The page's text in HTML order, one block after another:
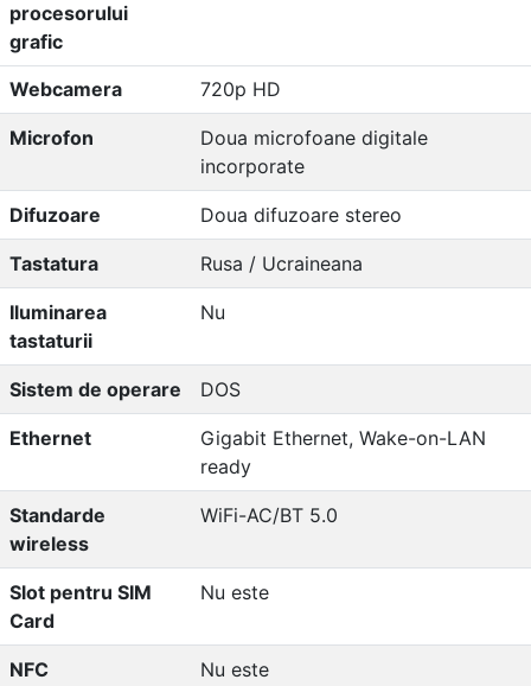
procesorului
grafic
Webcamera 720p HD
Microfon
Doua microfoane digitale
incorporate
Difuzoare Doua difuzoare stereo
Tastatura Rusa / Ucraineana
Iluminarea
tastaturii
Nu
Sistem de operare DOS
Ethernet
Gigabit Ethernet, Wake-on-LAN
ready
Standarde
wireless
WiFi-AC/BT 5.0
Slot pentru SIM
Card
Nu este
NFC Nu este